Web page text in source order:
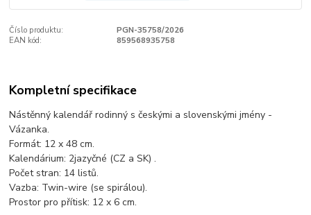
Číslo produktu:
PGN-35758/2026
EAN kód:
859568935758
Kompletní specifikace
Nástěnný kalendář rodinný s českými a slovenskými jmény -
Vázanka.
Formát: 12 x 48 cm.
Kalendárium: 2jazyčné (CZ a SK) .
Počet stran: 14 listů.
Vazba: Twin-wire (se spirálou).
Prostor pro přítisk: 12 x 6 cm.